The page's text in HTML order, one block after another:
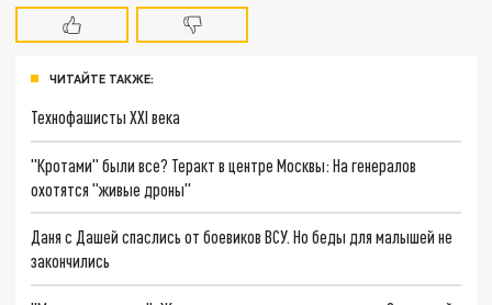
ЧИТАЙТЕ ТАКЖЕ:
Технофашисты XXI века
"Кротами" были все? Теракт в центре Москвы: На генералов
охотятся "живые дроны"
Даня с Дашей спаслись от боевиков ВСУ. Но беды для малышей не
закончились